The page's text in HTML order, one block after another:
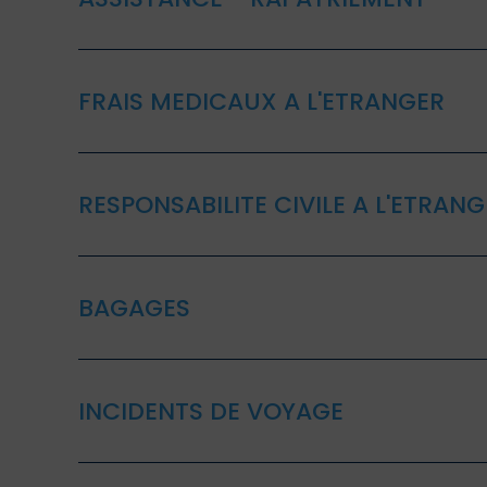
FRAIS MEDICAUX A L'ETRANGER
RESPONSABILITE CIVILE A
BAGAGES
INCIDENTS DE VOYAGE